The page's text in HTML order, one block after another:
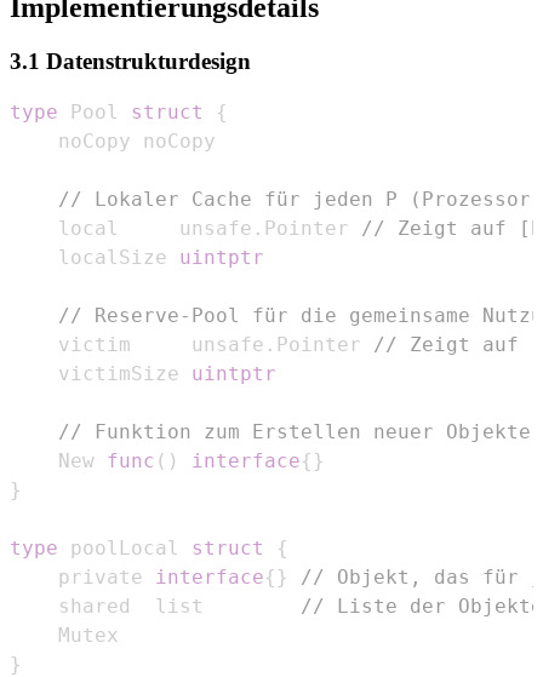
Implementierungsdetails
3.1 Datenstrukturdesign
type Pool struct
{
// Lokaler Cache für jeden P (Prozessor)
    local     unsafe
. Pointer
// Zeigt auf
    localSize
uintptr
// Reserve-Pool für die gemeinsame
    victim     unsafe
. Pointer
// Zeigt auf
    victimSize
uintptr
// Funktion zum Erstellen neuer Objekte
    New
func ( ) interface{ }
}
type poolLocal struct
{
    private
interface{ }
// Objekt, das für
    shared  list
// Liste der Objekte,
}